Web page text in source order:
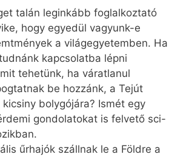
talán leginkább foglalkoztató
hogy egyedül vagyunk-e
a világegyetemben. Ha
kapcsolatba lépni
tehetünk, ha váratlanul
be hozzánk, a Tejút
bolygójára? Ismét egy
gondolatokat is felvető sci-
űrhajók szállnak le a Földre a